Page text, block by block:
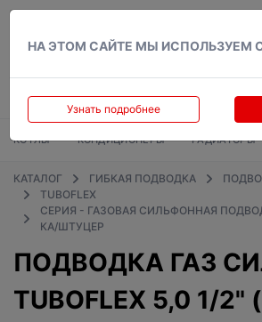
НА ЭТОМ САЙТЕ МЫ ИСПОЛЬЗУЕМ
Узнать подробнее
КОТЛЫ КОНДИЦИОНЕРЫ РАДИАТОРЫ
КАТАЛОГ ГИБКАЯ ПОДВОДКА
TUBOFLEX
СЕРИЯ - ГАЗОВАЯ СИЛЬФОННАЯ
КА/ШТУЦЕР
ПОДВОДКА ГАЗ
TUBOFLEX 5,0 1/